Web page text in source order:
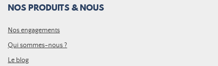
NOS PRODUITS & NOUS
Nos engagements
Qui sommes-nous ?
Le blog